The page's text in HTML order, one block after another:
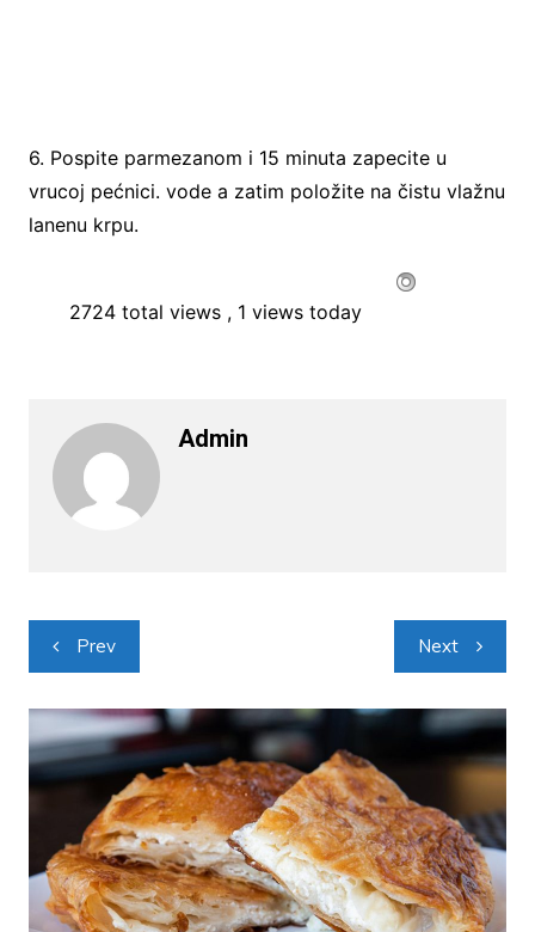
6. Pospite parmezanom i 15 minuta zapecite u
vrucoj pećnici. vode a zatim položite na čistu vlažnu
lanenu krpu.
2724 total views , 1 views today
Admin
Navigacija
objava
Prev Next